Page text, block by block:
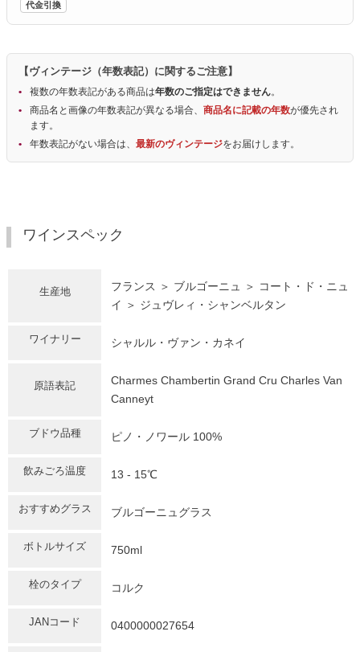
代金引換
【ヴィンテージ（年数表記）に関するご注意】
複数の年数表記がある商品は年数のご指定はできません。
商品名と画像の年数表記が異なる場合、 商品名に記載の年数が優先され
ます。
年数表記がない場合は、 最新のヴィンテージをお届けします。
ワインスペック
生産地
フランス ＞ ブルゴーニュ ＞ コート・ド・ニュ
イ ＞ ジュヴレィ・シャンベルタン
ワイナリー シャルル・ヴァン・カネイ
原語表記
Charmes Chambertin Grand Cru Charles Van
Canneyt
ブドウ品種 ピノ・ノワール 100%
飲みごろ温度 13 - 15℃
おすすめグラス ブルゴーニュグラス
ボトルサイズ 750ml
栓のタイプ コルク
JANコード 0400000027654